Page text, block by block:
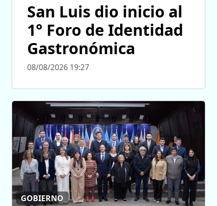
San Luis dio inicio al
1° Foro de Identidad
Gastronómica
08/08/2026 19:27
GOBIERNO